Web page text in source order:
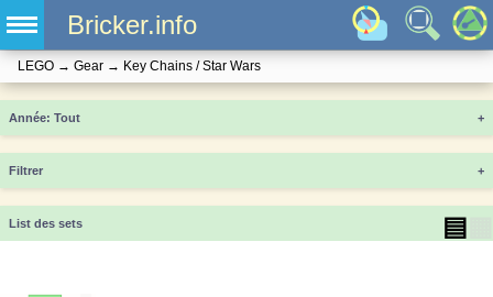
Bricker.info
LEGO → Gear → Key Chains / Star Wars
Année +
Filtrer +
List des sets ▤